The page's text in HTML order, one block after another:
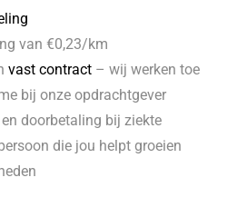
van €0,23/km
vast contract – wij werken toe
bij onze opdrachtgever
doorbetaling bij ziekte
die jou helpt groeien